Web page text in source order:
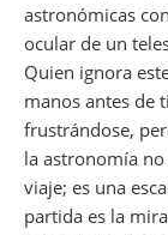
astronómicas
ocular de un
Quien ignora
manos antes de
frustrándose,
la astronomía
viaje; es una
partida es la